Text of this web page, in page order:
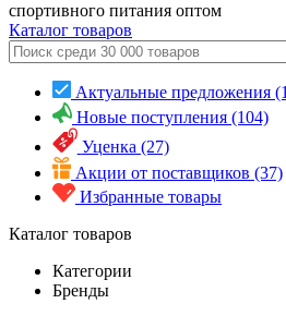
спортивного питания оптом
Каталог товаров
Актуальные предложения
Новые поступления (104)
Уценка (27)
Акции от поставщиков (37)
Избранные товары
Каталог товаров
Категории
Бренды